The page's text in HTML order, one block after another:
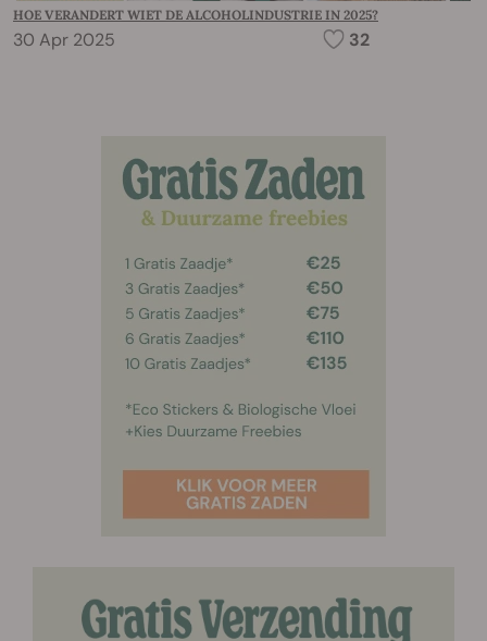
HOE VERANDERT WIET DE ALCOHOLINDUSTRIE IN 2025?
30 Apr 2025 32